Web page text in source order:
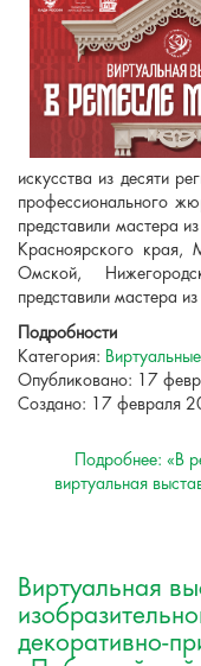
искусства из десяти
профессионального
представили мастера
Красноярского края,
Омской,
представили мастера
Подробности
Категория:
Опубликовано: 17
Создано: 17 февраля
Подробнее: «В
виртуальная
Виртуальная
декоративно-